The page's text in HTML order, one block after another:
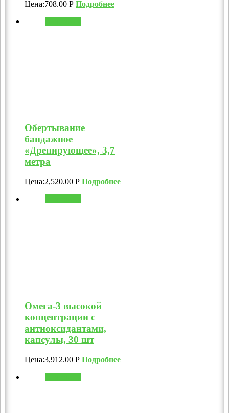
Цена:708.00 Р Подробнее
Обертывание
бандажное
«Дренирующее», 3,7
метра
Цена:2,520.00 Р Подробнее
Омега-3 высокой
концентрации с
антиоксидантами,
капсулы, 30 шт
Цена:3,912.00 Р Подробнее